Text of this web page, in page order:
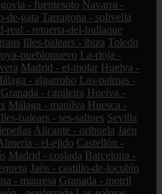
- fuentesoto Navarra -
de-gata Tarragona - solivella
real - retuerta-del-bullaque
Illes-balears - ibiza Toledo
pueblonuevo La-rioja -
Madrid - el-molar Huelva -
- algarrobo Las-palmas -
Granada - capileira Huelva -
Málaga - manilva Huesca -
balears - ses-salines Sevilla
Alicante - orihuela Jaén
- el-ejido Castellón -
Madrid - coslada Barcelona -
Jaén - castillo-de-locubín
- manresa Granada - motril